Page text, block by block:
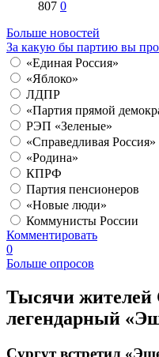
807 0
Больше новостей
За какую бы партию вы
«Единая Россия»
«Яблоко»
ЛДПР
«Партия прямой
РЭП «Зеленые»
«Справедливая Россия»
«Родина»
КПРФ
Партия пенсионеров
«Новые люди»
Коммунисты России
Комментировать
0
Больше опросов
Тысячи жителей
легендарный
Сургут встретил